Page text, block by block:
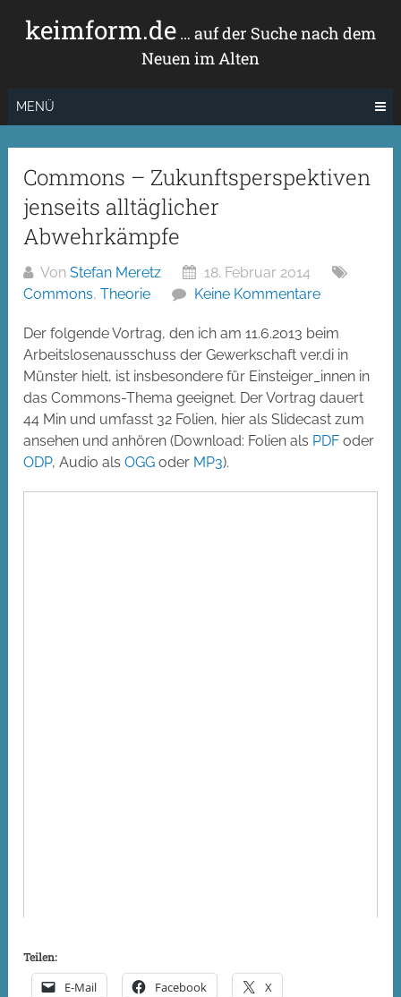
Inhaltkeimform.de… auf der Suche nach dem
Neuen im Alten
MENÜ
Commons – Zukunftsperspektiven
jenseits alltäglicher
Abwehrkämpfe
VonStefan Meretz
18. Februar 2014
Commons,Theorie Keine Kommentare
Der folgende Vortrag, den ich am 11.6.2013 beim
Arbeitslosenausschuss der Gewerkschaft ver.di in
Münster hielt, ist insbesondere für Einsteiger_innen in
das Commons-Thema geeignet. Der Vortrag dauert
44 Min und umfasst 32 Folien, hier als Slidecast zum
ansehen und anhören (Download: Folien als PDF oder
ODP, Audio alsOGG oder MP3).
Teilen:
E-Mail Facebook X